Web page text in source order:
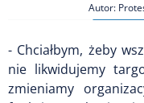
Autor:
- Chciałbym, żeby
nie likwidujemy
zmieniamy